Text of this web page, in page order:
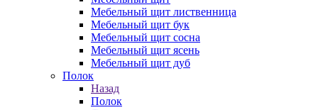
Мебельный щит лиственница
Мебельный щит бук
Мебельный щит сосна
Мебельный щит ясень
Мебельный щит дуб
Полок
Назад
Полок